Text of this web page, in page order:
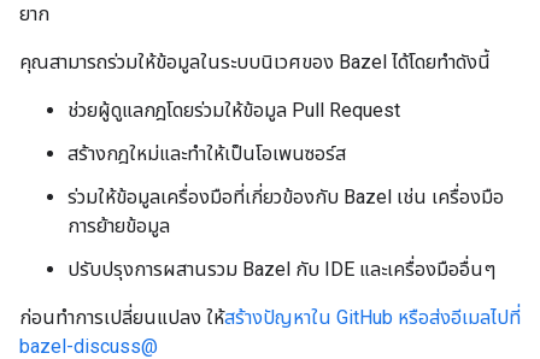
ยาก
คุณสามารถร่วมให้ข้อมูลในระบบนิเวศของ Bazel ได้โดยทำดังนี้
ช่วยผู้ดูแลกฎโดยร่วมให้ข้อมูล Pull Request
สร้างกฎใหม่และทำให้เป็นโอเพนซอร์ส
ร่วมให้ข้อมูลเครื่องมือที่เกี่ยวข้องกับ Bazel เช่น เครื่องมือ
การย้ายข้อมูล
ปรับปรุงการผสานรวม Bazel กับ IDE และเครื่องมืออื่นๆ
ก่อนทำการเปลี่ยนแปลง ให้สร้างปัญหาใน GitHub หรือส่งอีเมลไปที่
bazel-discuss@